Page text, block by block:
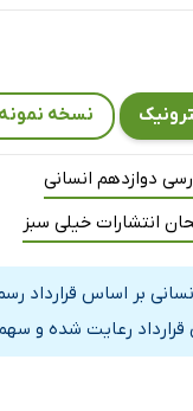
نسخه نمونه
دوازدهم انسانی
انتشارات خیلی سبز
فلسفه 2 - دوازدهم انسانی
رعایت شده و